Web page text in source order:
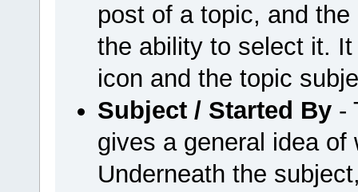
post of a topic, and
the ability to select it.
icon and the topic
Subject / Started By-
gives a general idea
Underneath the